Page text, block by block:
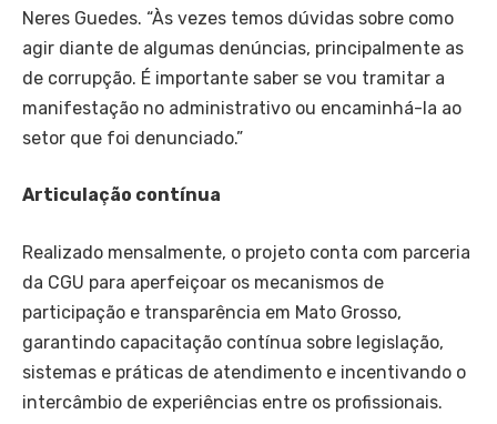
Neres Guedes. “Às vezes temos dúvidas sobre como
agir diante de algumas denúncias, principalmente as
de corrupção. É importante saber se vou tramitar a
manifestação no administrativo ou encaminhá-la ao
setor que foi denunciado.”
Articulação contínua
Realizado mensalmente, o projeto conta com parceria
da CGU para aperfeiçoar os mecanismos de
participação e transparência em Mato Grosso,
garantindo capacitação contínua sobre legislação,
sistemas e práticas de atendimento e incentivando o
intercâmbio de experiências entre os profissionais.